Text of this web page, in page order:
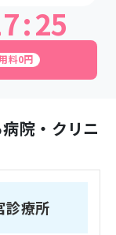
:25
料0円
院・クリニ
診療所